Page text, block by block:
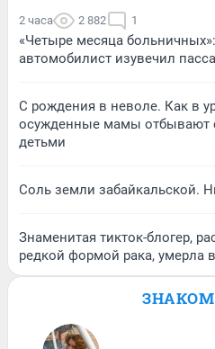
2 часа 2 882 1
«Четыре месяца
автомобилист изувечил
С рождения в неволе. Как в
осужденные мамы отбывают
детьми
Соль земли забайкальской.
Знаменитая тикток-блогер,
редкой формой рака, умерла